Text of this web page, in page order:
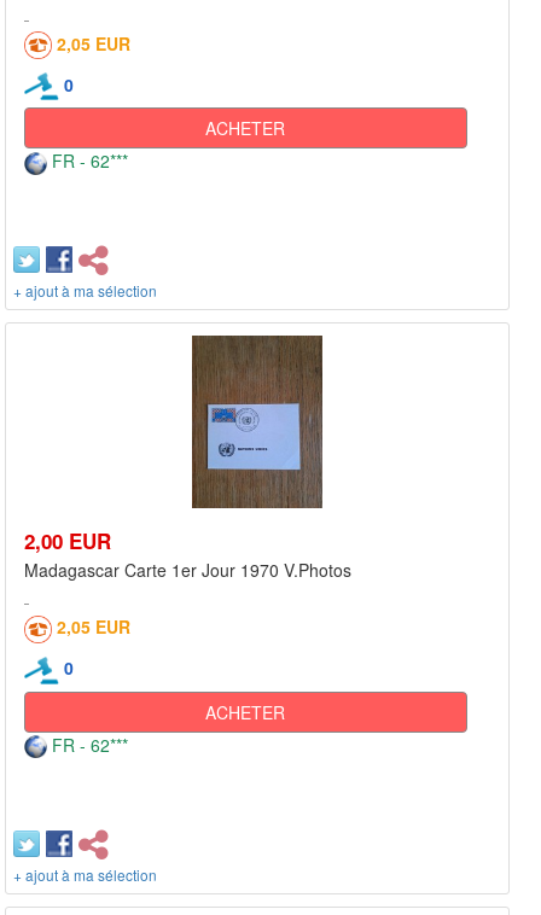
2,05 EUR
0
ACHETER
FR - 62***
+ ajout à ma sélection
2,00 EUR
Madagascar Carte 1er Jour 1970 V.Photos
2,05 EUR
0
ACHETER
FR - 62***
+ ajout à ma sélection